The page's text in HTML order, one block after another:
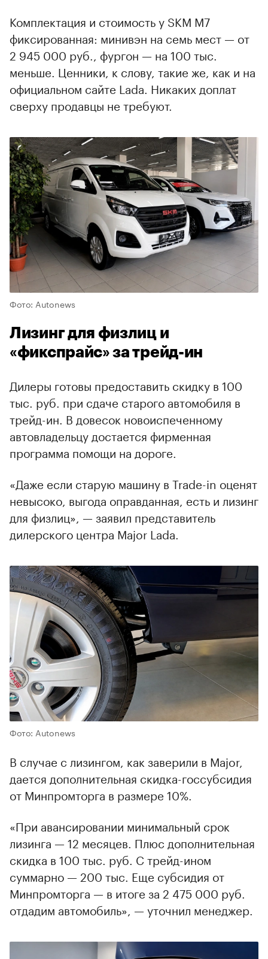
Комплектация и стоимость у SKM M7
фиксированная: минивэн на семь мест — от
2 945 000 руб., фургон — на 100 тыс.
меньше. Ценники, к слову, такие же, как и на
официальном сайте Lada. Никаких доплат
сверху продавцы не требуют.
Фото: Autonews
Лизинг для физлиц и
«фикспрайс» за трейд-ин
Дилеры готовы предоставить скидку в 100
тыс. руб. при сдаче старого автомобиля в
трейд-ин. В довесок новоиспеченному
автовладельцу достается фирменная
программа помощи на дороге.
«Даже если старую машину в Trade-in оценят
невысоко, выгода оправданная, есть и лизинг
для физлиц», — заявил представитель
дилерского центра Major Lada.
Фото: Autonews
В случае с лизингом, как заверили в Major,
дается дополнительная скидка-госсубсидия
от Минпромторга в размере 10%.
«При авансировании минимальный срок
лизинга — 12 месяцев. Плюс дополнительная
скидка в 100 тыс. руб. С трейд-ином
суммарно — 200 тыс. Еще субсидия от
Минпромторга — в итоге за 2 475 000 руб.
отдадим автомобиль», — уточнил менеджер.